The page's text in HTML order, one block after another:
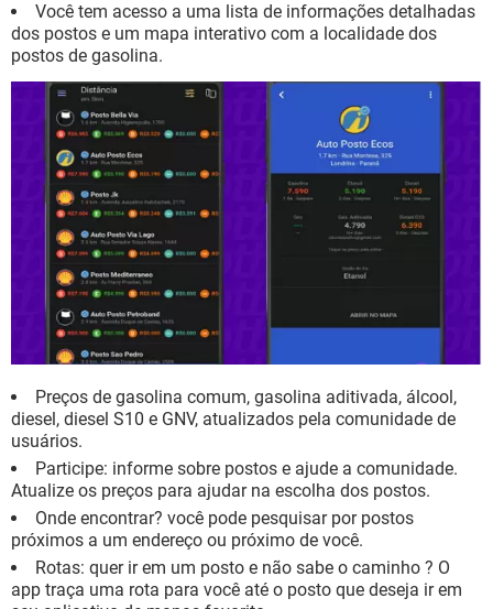
Você tem acesso a uma lista de informações detalhadas
dos postos e um mapa interativo com a localidade dos
postos de gasolina.
Preços de gasolina comum, gasolina aditivada, álcool,
diesel, diesel S10 e GNV, atualizados pela comunidade de
usuários.
Participe: informe sobre postos e ajude a comunidade.
Atualize os preços para ajudar na escolha dos postos.
Onde encontrar? você pode pesquisar por postos
próximos a um endereço ou próximo de você.
Rotas: quer ir em um posto e não sabe o caminho ? O
app traça uma rota para você até o posto que deseja ir em